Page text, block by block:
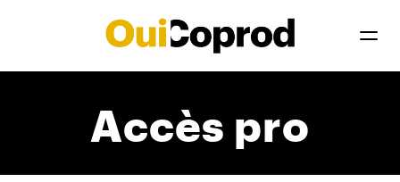
Accès pro